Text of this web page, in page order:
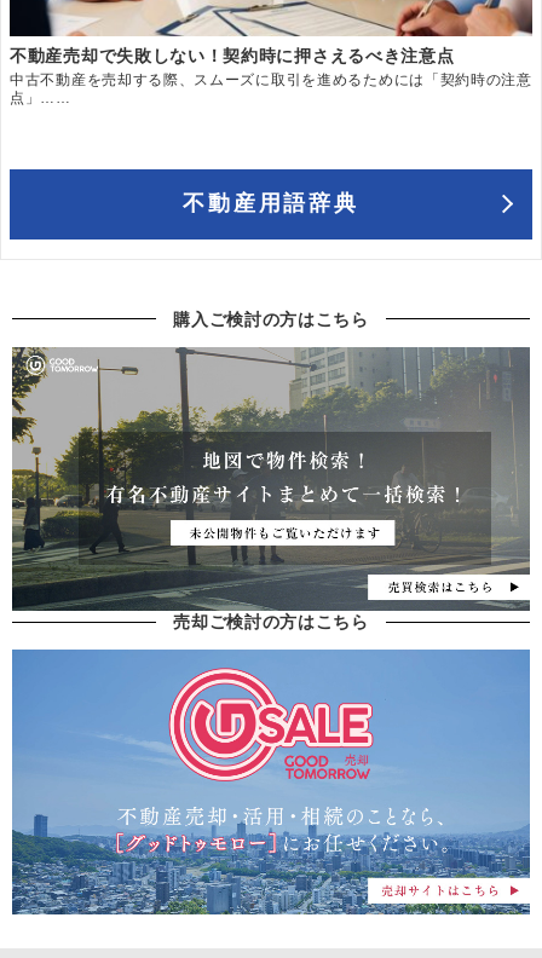
不動産売却で失敗しない！契約時に押さえるべき注意点
中古不動産を売却する際、スムーズに取引を進めるためには「契約時の注意
点」……
不動産用語辞典
購入ご検討の方はこちら
売却ご検討の方はこちら